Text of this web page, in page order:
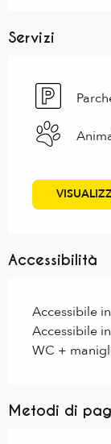
Servizi
Accessibilità
Accessibile
Accessibile
WC +
Metodi di